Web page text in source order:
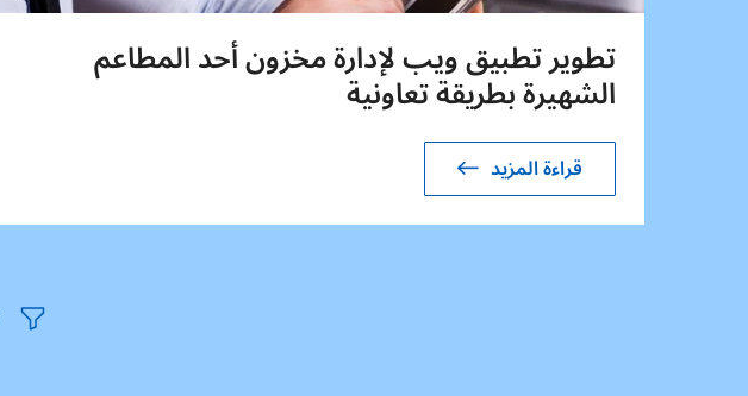
تطوير تطبيق ويب لإدارة مخزون أحد المطاعم
الشهيرة بطريقة تعاونية
قراءة المزيد